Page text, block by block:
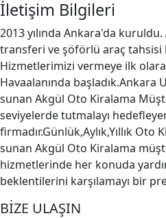
İletişim Bilgileri
2013 yılında Ankara'da
transferi ve şöförlü araç
Hizmetlerimizi vermeye ilk
Havaalanında başladık.Ankara
sunan Akgül Oto Kiralama
seviyelerde tutmalayı
firmadır.Günlük,Aylık,Yıllık
sunan Akgül Oto Kiralama
hizmetlerinde her konuda
beklentilerini karşılamayı bir
BİZE ULAŞIN